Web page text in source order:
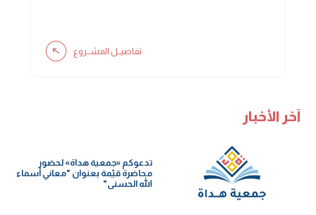
تفاصيــل المشــروع
آخر الأخبار
تدعوكم «جمعية هداة» لحضور
محاضرة قيّمة بعنوان "معاني أسماء
الله الحسنى"